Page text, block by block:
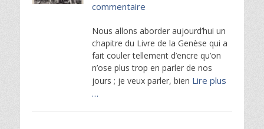
commentaire
Nous allons aborder aujourd’hui un
chapitre du Livre de la Genèse qui a
fait couler tellement d’encre qu’on
n’ose plus trop en parler de nos
jours ; je veux parler, bien Lire plus
…